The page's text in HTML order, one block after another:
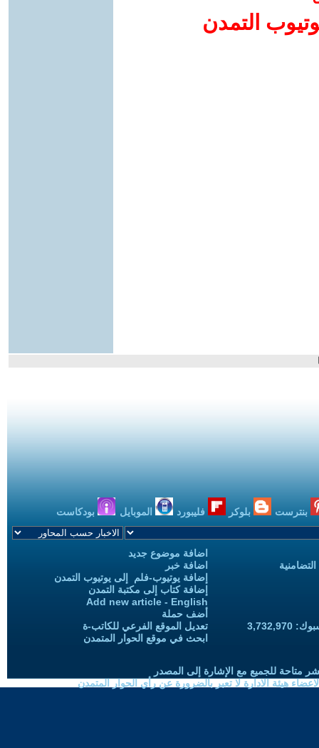
التمدن
بنترست بلوكر فليبورد الموبايل بودكاست
اضافة موضوع جديد
اضافة خبر
إضافة يوتيوب-فلم إلى يوتيوب التمدن
إضافة كتاب إلى مكتبة التمدن
Add new article - English
أضف حملة
تعديل الموقع الفرعي للكاتب-ة
ابحث في موقع الحوار المتمدن
متاحة للجميع مع الإشارة إلى المصدر
هيئة الادارة لا تعبر بالضرورة عن رأي الحوار المتمدن